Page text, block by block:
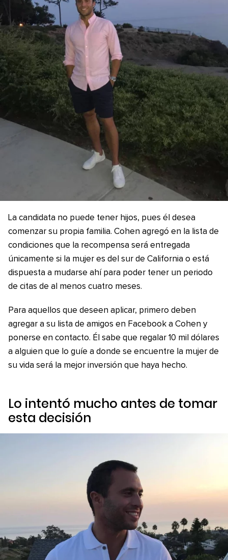
La candidata no puede tener hijos, pues él desea
comenzar su propia familia. Cohen agregó en la lista de
condiciones que la recompensa será entregada
únicamente si la mujer es del sur de California o está
dispuesta a mudarse ahí para poder tener un periodo
de citas de al menos cuatro meses.
Para aquellos que deseen aplicar, primero deben
agregar a su lista de amigos en Facebook a Cohen y
ponerse en contacto. Él sabe que regalar 10 mil dólares
a alguien que lo guíe a donde se encuentre la mujer de
su vida será la mejor inversión que haya hecho.
Lo intentó mucho antes de tomar
esta decisión